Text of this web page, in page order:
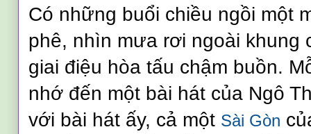
Có những buổi chiều ngồi một
phê, nhìn mưa rơi ngoài khung
giai điệu hòa tấu chậm buồn.
nhớ đến một bài hát của Ngô
với bài hát ấy, cả một Sài Gòn